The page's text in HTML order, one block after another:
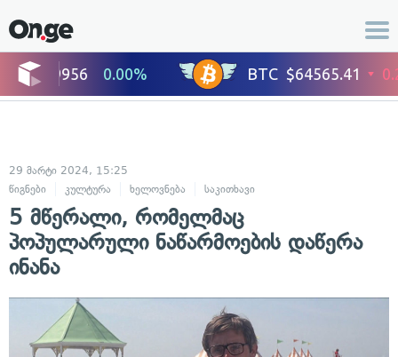
29 მარტი 2024, 15:25
წიგნები
კულტურა ხელოვნება საკითხავი
5 მწერალი, რომელმაც
პოპულარული ნაწარმოების დაწერა
ინანა